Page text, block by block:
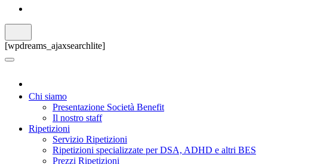
[wpdreams_ajaxsearchlite]
Chi siamo
Presentazione Società Benefit
Il nostro staff
Ripetizioni
Servizio Ripetizioni
Ripetizioni specializzate per DSA, ADHD e altri BES
Prezzi Ripetizioni